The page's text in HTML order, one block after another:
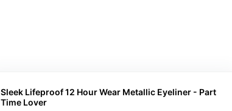
Sleek Lifeproof 12 Hour Wear Metallic Eyeliner - Part
Time Lover